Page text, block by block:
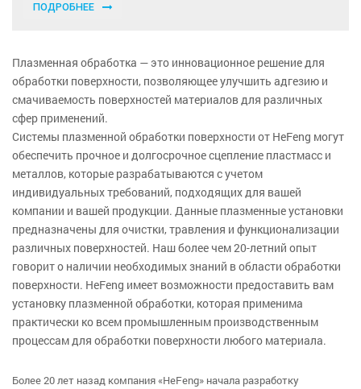
ПОДРОБНЕЕ
Плазменная обработка — это инновационное решение для
обработки поверхности, позволяющее улучшить адгезию и
смачиваемость поверхностей материалов для различных
сфер применений.
Системы плазменной обработки поверхности от HeFeng могут
обеспечить прочное и долгосрочное сцепление пластмасс и
металлов, которые разрабатываются с учетом
индивидуальных требований, подходящих для вашей
компании и вашей продукции. Данные плазменные установки
предназначены для очистки, травления и функционализации
различных поверхностей. Наш более чем 20-летний опыт
говорит о наличии необходимых знаний в области обработки
поверхности. HeFeng имеет возможности предоставить вам
установку плазменной обработки, которая применима
практически ко всем промышленным производственным
процессам для обработки поверхности любого материала.
Более 20 лет назад компания «HeFeng» начала разработку